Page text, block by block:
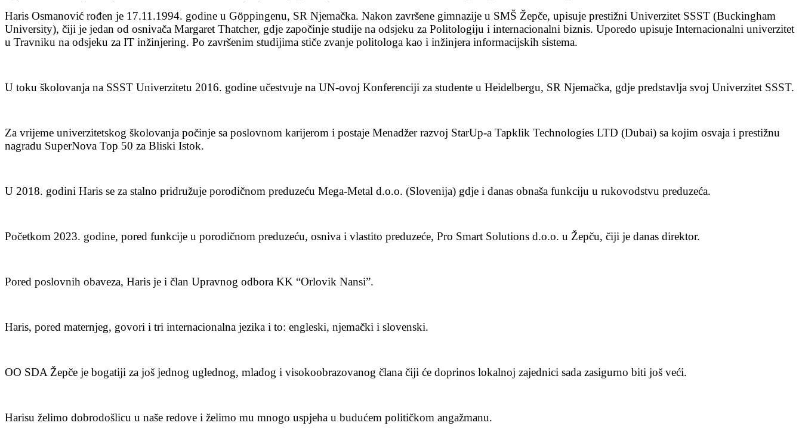
Haris Osmanović rođen je 17.11.1994. godine u Göppingenu, SR Njemačka. Nakon završene gimnazije u SMŠ Žepče, upisuje prestižni Univerzitet SSST (Buckingham
University), čiji je jedan od osnivača Margaret Thatcher, gdje započinje studije na odsjeku za Politologiju i internacionalni biznis. Uporedo upisuje Internacionalni univerzitet
u Travniku na odsjeku za IT inžinjering. Po završenim studijima stiče zvanje politologa kao i inžinjera informacijskih sistema.
U toku školovanja na SSST Univerzitetu 2016. godine učestvuje na UN-ovoj Konferenciji za studente u Heidelbergu, SR Njemačka, gdje predstavlja svoj Univerzitet SSST.
Za vrijeme univerzitetskog školovanja počinje sa poslovnom karijerom i postaje Menadžer razvoj StarUp-a Tapklik Technologies LTD (Dubai) sa kojim osvaja i prestižnu
nagradu SuperNova Top 50 za Bliski Istok.
U 2018. godini Haris se za stalno pridružuje porodičnom preduzeću Mega-Metal d.o.o. (Slovenija) gdje i danas obnaša funkciju u rukovodstvu preduzeća.
Početkom 2023. godine, pored funkcije u porodičnom preduzeću, osniva i vlastito preduzeće, Pro Smart Solutions d.o.o. u Žepču, čiji je danas direktor.
Pored poslovnih obaveza, Haris je i član Upravnog odbora KK “Orlovik Nansi”.
Haris, pored maternjeg, govori i tri internacionalna jezika i to: engleski, njemački i slovenski.
OO SDA Žepče je bogatiji za još jednog uglednog, mladog i visokoobrazovanog člana čiji će doprinos lokalnoj zajednici sada zasigurno biti još veći.
Harisu želimo dobrodošlicu u naše redove i želimo mu mnogo uspjeha u budućem političkom angažmanu.